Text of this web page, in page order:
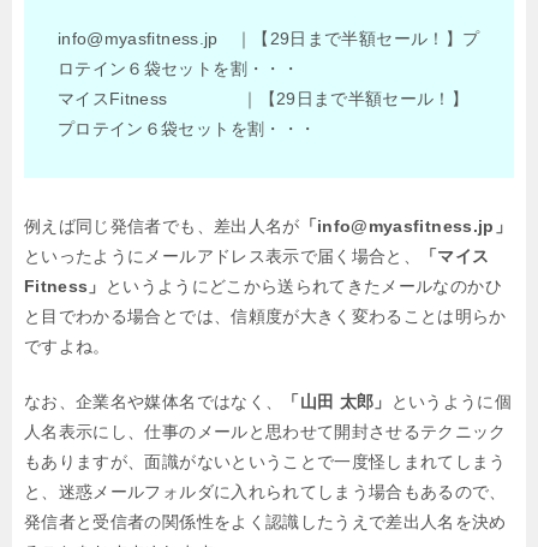
info@myasfitness.jp ｜【29日まで半額セール！】プ
ロテイン６袋セットを割・・・
マイスFitness ｜【29日まで半額セール！】
プロテイン６袋セットを割・・・
例えば同じ発信者でも、差出人名が 「info@myasfitness.jp」
といったようにメールアドレス表示で届く場合と、
「マイス
Fitness」
というようにどこから送られてきたメールなのかひ
と目でわかる場合とでは、信頼度が大きく変わることは明らか
ですよね。
なお、企業名や媒体名ではなく、 「山田 太郎」
というように個
人名表示にし、仕事のメールと思わせて開封させるテクニック
もありますが、面識がないということで一度怪しまれてしまう
と、迷惑メールフォルダに入れられてしまう場合もあるので、
発信者と受信者の関係性をよく認識したうえで差出人名を決め